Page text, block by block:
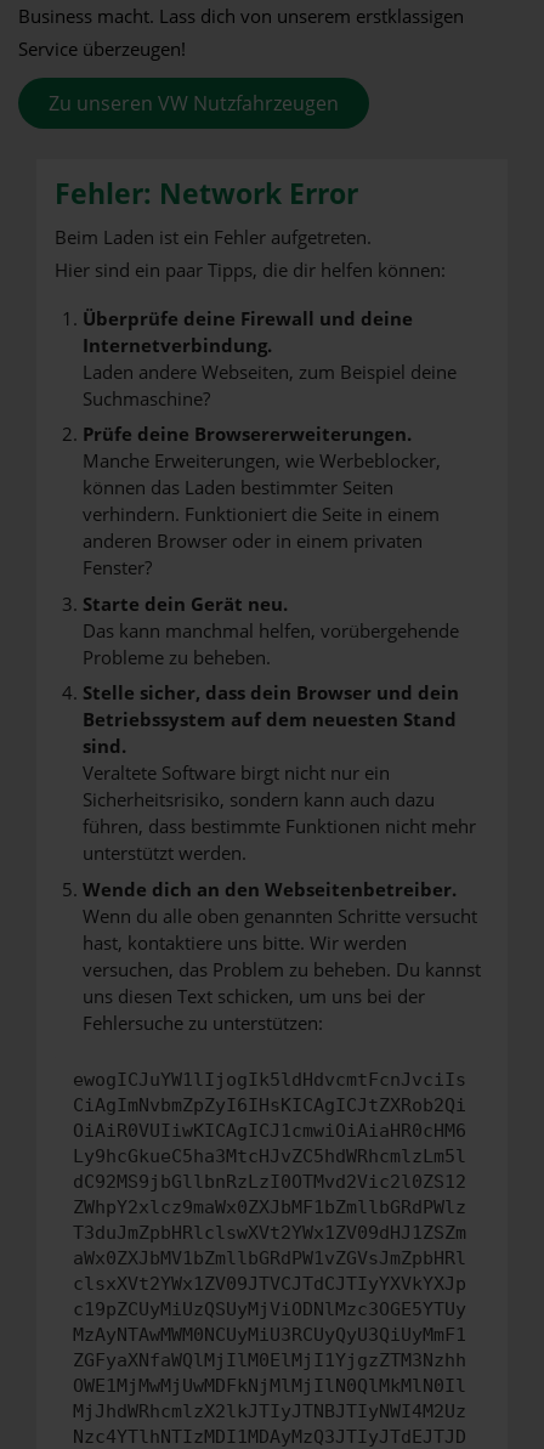
Business macht. Lass dich von unserem erstklassigen
Service überzeugen!
Zu unseren VW Nutzfahrzeugen
Fehler: Network Error
Beim Laden ist ein Fehler aufgetreten.
Hier sind ein paar Tipps, die dir helfen können:
Überprüfe deine Firewall und deine
Internetverbindung.
Laden andere Webseiten, zum Beispiel deine
Suchmaschine?
Prüfe deine Browsererweiterungen.
Manche Erweiterungen, wie Werbeblocker,
können das Laden bestimmter Seiten
verhindern. Funktioniert die Seite in einem
anderen Browser oder in einem privaten
Fenster?
Starte dein Gerät neu.
Das kann manchmal helfen, vorübergehende
Probleme zu beheben.
Stelle sicher, dass dein Browser und dein
Betriebssystem auf dem neuesten Stand
sind.
Veraltete Software birgt nicht nur ein
Sicherheitsrisiko, sondern kann auch dazu
führen, dass bestimmte Funktionen nicht mehr
unterstützt werden.
Wende dich an den Webseitenbetreiber.
Wenn du alle oben genannten Schritte versucht
hast, kontaktiere uns bitte. Wir werden
versuchen, das Problem zu beheben. Du kannst
uns diesen Text schicken, um uns bei der
Fehlersuche zu unterstützen:
ewogICJuYW1lIjogIk5ldHdvcmtFcnJvciIs
CiAgImNvbmZpZyI6IHsKICAgICJtZXRob2Qi
OiAiR0VUIiwKICAgICJ1cmwiOiAiaHR0cHM6
Ly9hcGkueC5ha3MtcHJvZC5hdWRhcmlzLm5l
dC92MS9jbGllbnRzLzI0OTMvd2Vic2l0ZS12
ZWhpY2xlcz9maWx0ZXJbMF1bZmllbGRdPWlz
T3duJmZpbHRlclswXVt2YWx1ZV09dHJ1ZSZm
aWx0ZXJbMV1bZmllbGRdPW1vZGVsJmZpbHRl
clsxXVt2YWx1ZV09JTVCJTdCJTIyYXVkYXJp
c19pZCUyMiUzQSUyMjViODNlMzc3OGE5YTUy
MzAyNTAwMWM0NCUyMiU3RCUyQyU3QiUyMmF1
ZGFyaXNfaWQlMjIlM0ElMjI1YjgzZTM3Nzhh
OWE1MjMwMjUwMDFkNjMlMjIlN0QlMkMlN0Il
MjJhdWRhcmlzX2lkJTIyJTNBJTIyNWI4M2Uz
Nzc4YTlhNTIzMDI1MDAyMzQ3JTIyJTdEJTJD